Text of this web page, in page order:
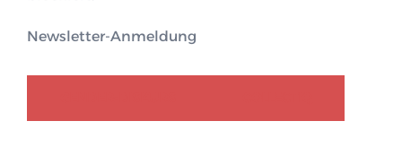
Newsletter-Anmeldung